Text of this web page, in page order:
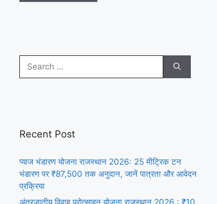
for:
Recent Post
प्याज भंडारण योजना राजस्थान 2026: 25 मीट्रिक टन
भंडारण पर ₹87,500 तक अनुदान, जानें पात्रता और आवेदन
प्रक्रिया